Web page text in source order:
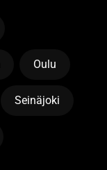
Oulu
Seinäjoki